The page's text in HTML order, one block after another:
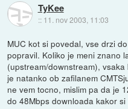
TyKee
:: 11. nov 2003, 11:03
MUC kot si povedal, vse drzi
popravil. Koliko je meni znano
(upstream/downstream),
je natanko ob zafilanem
ne vem tocno, mislim pa da je
do 48Mbps downloada kakor si